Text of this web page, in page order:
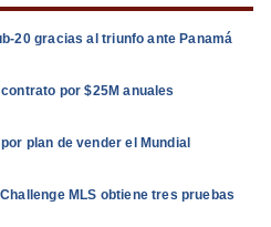
20 gracias al triunfo ante Panamá
por $25M anuales
plan de vender el Mundial
MLS obtiene tres pruebas